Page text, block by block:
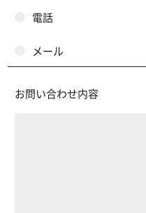
電話
メール
お問い合わせ内容